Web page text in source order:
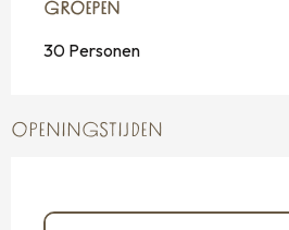
GROEPEN
GROEPEN
30 Personen
OPENINGSTIJDEN